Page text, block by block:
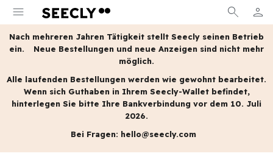
menu search person
MEIN
Nach mehreren Jahren Tätigkeit stellt Seecly seinen Betrieb
ein.
Neue Bestellungen und neue Anzeigen sind nicht mehr
möglich.
Alle laufenden Bestellungen werden wie gewohnt bearbeitet.
Wenn sich Guthaben in Ihrem Seecly-Wallet befindet,
hinterlegen Sie bitte Ihre Bankverbindung vor dem 10. Juli
2026.
Bei Fragen: hello@seecly.com